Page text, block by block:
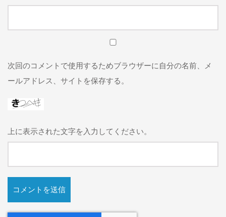
次回のコメントで使用するためブラウザーに自分の名前、メ
ールアドレス、サイトを保存する。
上に表示された文字を入力してください。